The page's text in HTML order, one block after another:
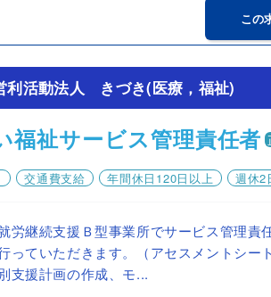
この
利活動法人 きづき(医療，福祉)
福祉サービス管理責任者
交通費支給 年間休日120日以上 週休2
労継続支援Ｂ型事業所でサービス管理責
っていただきます。（アセスメントシー
支援計画の作成、モ...